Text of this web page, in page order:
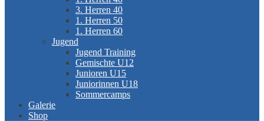
3. Herren 40
1. Herren 50
1. Herren 60
Jugend
Jugend Training
Gemischte U12
Junioren U15
Juniorinnen U18
Sommercamps
Galerie
Shop